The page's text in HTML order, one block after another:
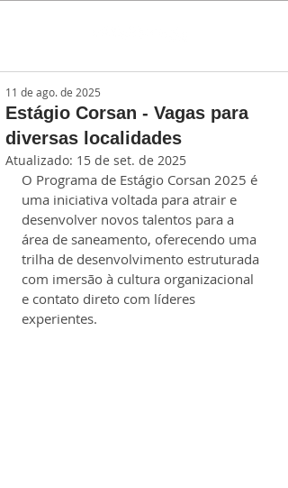
Estágio Corsan - Vagas para
diversas localidades
11 de ago. de 2025
Atualizado: 15 de set. de 2025
O Programa de Estágio Corsan 2025 é
uma iniciativa voltada para atrair e
desenvolver novos talentos para a
área de saneamento, oferecendo uma
trilha de desenvolvimento estruturada
com imersão à cultura organizacional
e contato direto com líderes
experientes.